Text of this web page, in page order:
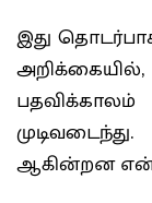
இது
ஆகின்றன என்று